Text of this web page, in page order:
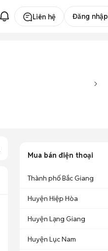
Liên hệ Đăng nhập
Mua bán điện thoại
Thành phố Bắc Giang
Huyện Hiệp Hòa
Huyện Lạng Giang
Huyện Lục Nam